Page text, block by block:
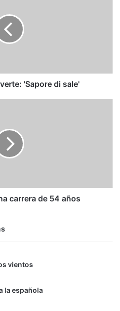
'Sapore di sale'
carrera de 54 años
vientos
la española